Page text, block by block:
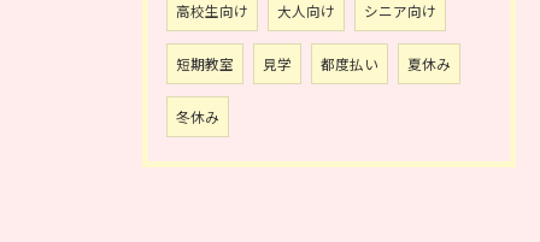
高校生向け 大人向け シニア向け
短期教室 見学 都度払い 夏休み
冬休み